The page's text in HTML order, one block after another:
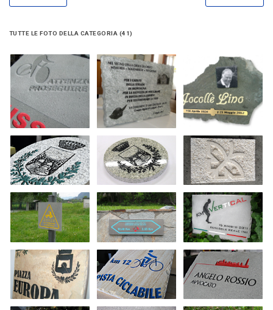
TUTTE LE FOTO DELLA CATEGORIA (41)